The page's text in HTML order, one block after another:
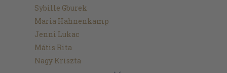
Sybille Gburek
Maria Hahnenkamp
Jenni Lukac
Mátis Rita
Nagy Kriszta